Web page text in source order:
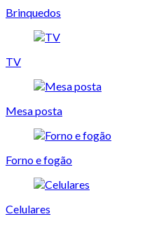
Brinquedos
TV
Mesa posta
Forno e fogão
Celulares